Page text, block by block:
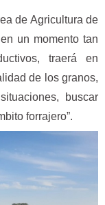
de Agricultura de
un momento tan
traerá en
de los granos,
buscar
forrajero”.